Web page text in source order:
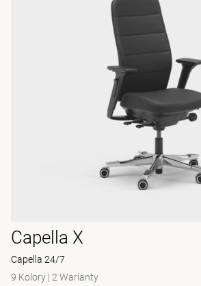
Capella X
Capella 24/7
9 Kolory | 2 Warianty